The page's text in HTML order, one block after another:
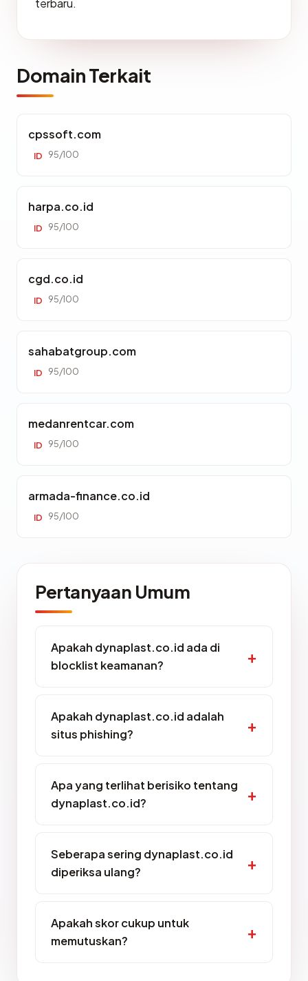
terbaru.
Domain Terkait
cpssoft.com
ID 95/100
harpa.co.id
ID 95/100
cgd.co.id
ID 95/100
sahabatgroup.com
ID 95/100
medanrentcar.com
ID 95/100
armada-finance.co.id
ID 95/100
Pertanyaan Umum
Apakah dynaplast.co.id ada di
blocklist keamanan?
Apakah dynaplast.co.id adalah
situs phishing?
Apa yang terlihat berisiko tentang
dynaplast.co.id?
Seberapa sering dynaplast.co.id
diperiksa ulang?
Apakah skor cukup untuk
memutuskan?